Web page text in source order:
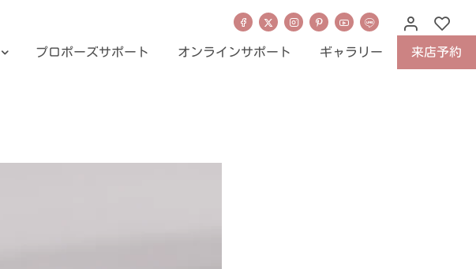
プロポーズサポート オンラインサポート ギャラリー 来店予約